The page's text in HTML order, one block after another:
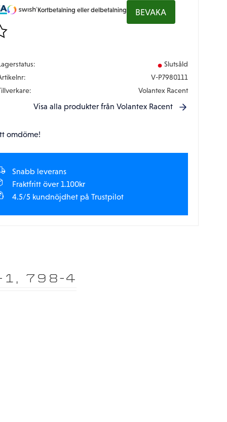
till i favoriter
Kortbetalning eller delbetalning BEVAKA
Slutsåld
V-P7980111
Volantex Racent
Visa alla produkter från Volantex Racent
omdöme!
Snabb leverans
Fraktfritt över 1.100kr
4.5/5 kundnöjdhet på Trustpilot
1, 798-4